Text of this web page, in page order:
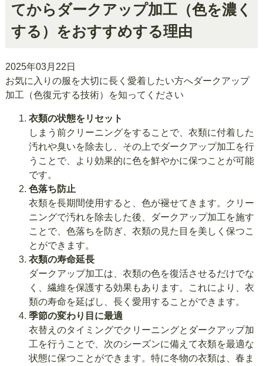
てからダークアップ加工（色を濃く
する）をおすすめする理由
2025年03月22日
お気に入りの服を大切に長く愛着したい方へダークアップ
加工（色復元する技術）を知ってください
衣類の状態をリセット
しまう前クリーニングをすることで、衣類に付着した
汚れや臭いを除去し、その上でダークアップ加工を行
うことで、より効果的に色を鮮やかに保つことが可能
です。
色落ち防止
衣類を長期間使用すると、色が褪せてきます。クリー
ニングで汚れを除去した後、ダークアップ加工を施す
ことで、色落ちを防ぎ、衣類の見た目を美しく保つこ
とができます。
衣類の寿命延長
ダークアップ加工は、衣類の色を復活させるだけでな
く、繊維を保護する効果もあります。これにより、衣
類の寿命を延ばし、長く愛用することができます。
季節の変わり目に最適
衣替えのタイミングでクリーニングとダークアップ加
工を行うことで、次のシーズンに備えて衣類を最適な
状態に保つことができます。特に冬物の衣類は、春ま